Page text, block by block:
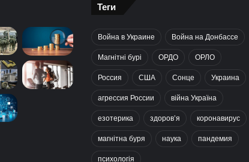
Теги
Война в Украине Война на Донбассе
Магнітні бурі ОРДО ОРЛО
Россия США Сонце Украина
агрессия России війна Україна
езотерика здоров’я коронавирус
магнітна буря наука пандемия
психологія